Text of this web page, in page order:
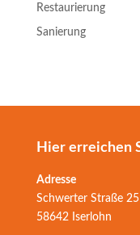
Restaurierung
Sanierung
Hier erreichen
Adresse
Schwerter Straße 25
58642 Iserlohn